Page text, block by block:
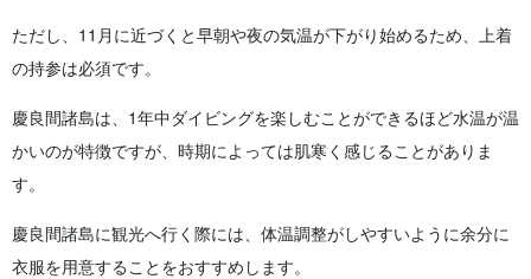
ただし、11月に近づくと早朝や夜の気温が下がり始めるため、上着
の持参は必須です。
慶良間諸島は、1年中ダイビングを楽しむことができるほど水温が温
かいのが特徴ですが、時期によっては肌寒く感じることがありま
す。
慶良間諸島に観光へ行く際には、体温調整がしやすいように余分に
衣服を用意することをおすすめします。